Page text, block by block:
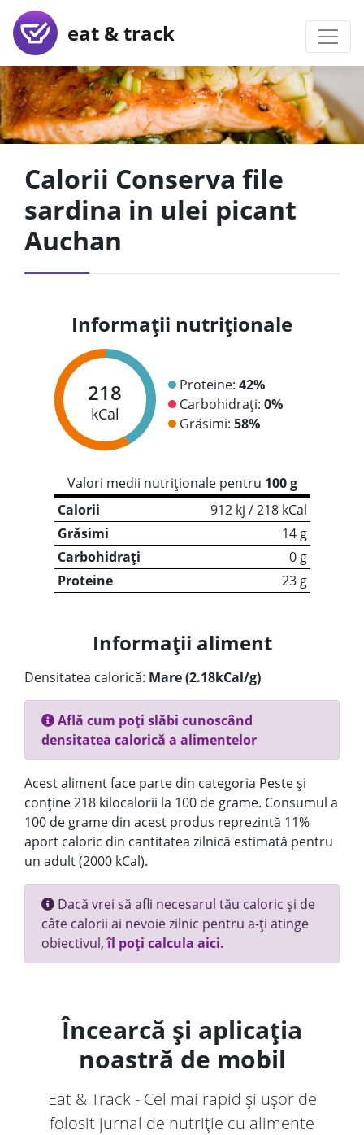
eat & track
Calorii Conserva file
sardina in ulei picant
Auchan
Informații nutriționale
218
kCal
Proteine: 42%
Carbohidrați: 0%
Grăsimi: 58%
Valori medii nutriționale pentru 100 g
Calorii
912 kj / 218 kCal
Grăsimi
14 g
Carbohidrați
0 g
Proteine
23 g
Informații aliment
Densitatea calorică: Mare (2.18kCal/g)
Află cum poți slăbi cunoscând
densitatea calorică a alimentelor
Acest aliment face parte din categoria Peste și
conține 218 kilocalorii la 100 de grame. Consumul a
100 de grame din acest produs reprezintă 11%
aport caloric din cantitatea zilnică estimată pentru
un adult (2000 kCal).
Dacă vrei să afli necesarul tău caloric și de
câte calorii ai nevoie zilnic pentru a-ți atinge
obiectivul,îl poți calcula aici.
Încearcă și aplicația
noastră de mobil
Eat & Track - Cel mai rapid și ușor de
folosit jurnal de nutriție cu alimente